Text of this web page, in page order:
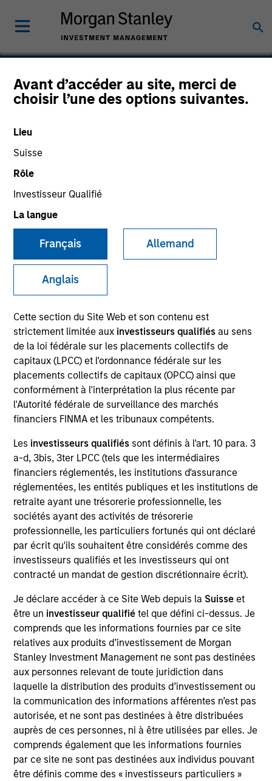
Avant d’accéder au site, merci de
choisir l’une des options suivantes.
Lieu
Suisse
Rôle
Investisseur Qualifié
La langue
Français Allemand
Anglais
Cette section du Site Web et son contenu est
strictement limitée aux investisseurs qualifiésau sens
de la loi fédérale sur les placements collectifs de
capitaux (LPCC) et l'ordonnance fédérale sur les
placements collectifs de capitaux (OPCC) ainsi que
conformément à l'interprétation la plus récente par
l'Autorité fédérale de surveillance des marchés
financiers FINMA et les tribunaux compétents.
Les investisseurs qualifiés sont définis à l'art. 10 para. 3
a-d, 3bis, 3ter LPCC (tels que les intermédiaires
financiers réglementés, les institutions d'assurance
réglementées, les entités publiques et les institutions de
retraite ayant une trésorerie professionnelle, les
sociétés ayant des activités de trésorerie
professionnelle, les particuliers fortunés qui ont déclaré
par écrit qu'ils souhaitent être considérés comme des
investisseurs qualifiés et les investisseurs qui ont
contracté un mandat de gestion discrétionnaire écrit).
Je déclare accéder à ce Site Web depuis la Suisse et
être un investisseur qualifiétel que défini ci-dessus. Je
comprends que les informations fournies par ce site
relatives aux produits d’investissement de Morgan
Stanley Investment Management ne sont pas destinées
aux personnes relevant de toute juridiction dans
laquelle la distribution des produits d’investissement ou
la communication des informations afférentes n’est pas
autorisée, et ne sont pas destinées à être distribuées
auprès de ces personnes, ni à être utilisées par elles. Je
comprends également que les informations fournies
par ce site ne sont pas destinées aux individus pouvant
être définis comme des « investisseurs particuliers »
Alternative Behavior
Strategies, Inc.
SECTOR
Healthcare
COUNTRY
United States
Invested on
Jul 2019
Transaction Type
Follow-On
Alternative Behavior Strategies, Inc. was founded in 2011
Applied Behavior Analysis (ABA) therapy in the home, as
well as other services such as speech and occupational
therapy in clinic settings. The Company’s primary ABA
therapy services are provided by an in-house workforce
consisting of over 50 Board Certified Behavior Analysts
(BCBAs) and over 375 part-time Behavior Interventionists
(BIs), treating patients in Utah, North Carolina and California.
View Current Employment Opportunities
View Site
Board Membership
Melissa Daniels